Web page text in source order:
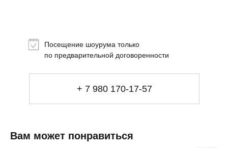
+ 7 980 170-17-57
Посещение шоурума только
по предварительной договоренности
Вам может понравиться
Декор
Ценность обретения
Купить за 100 000 ₽
Купить за 100 000 ₽